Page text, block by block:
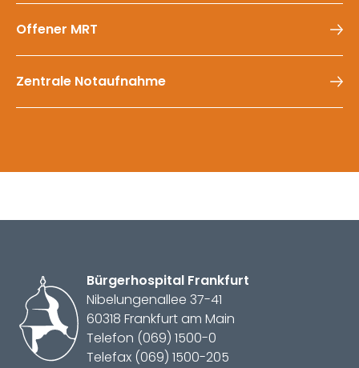
Offener MRT
Zentrale Notaufnahme
Bürger­hospital Frankfurt
Nibelungenallee 37-41
60318 Frankfurt am Main
Telefon (069) 1500-0
Telefax (069) 1500-205